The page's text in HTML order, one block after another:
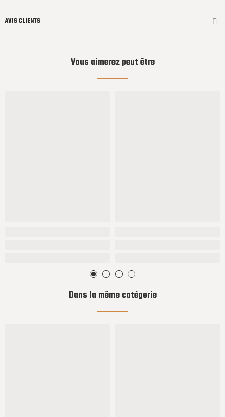
AVIS CLIENTS
Vous aimerez peut être
Dans la même catégorie